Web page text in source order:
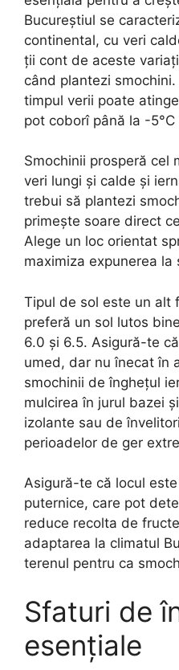
Bucureștiul se
continental, cu veri
ții cont de aceste
când plantezi
timpul verii poate
pot coborî până la -
Smochinii prosperă cel
veri lungi și calde și
trebui să plantezi
primește soare direct
Alege un loc orientat
maximiza expunerea la
Tipul de sol este un alt
preferă un sol lutos
6.0 și 6.5. Asigură-te
umed, dar nu înecat în
smochinii de înghețul
mulcirea în jurul bazei
izolante sau de
perioadelor de ger
Asigură-te că locul
puternice, care pot
reduce recolta de
adaptarea la climatul
terenul pentru ca
Sfaturi de
esențiale